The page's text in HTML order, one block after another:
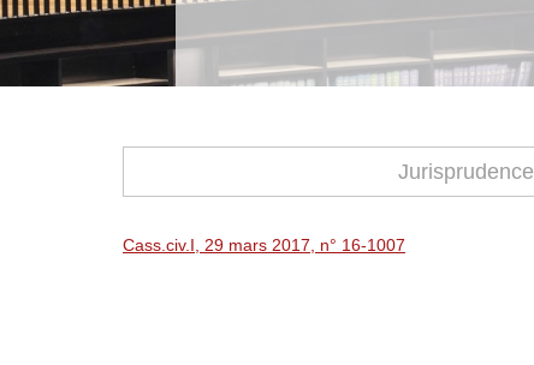
Jurisprudence
Cass.civ.I, 29 mars 2017, n° 16-1007